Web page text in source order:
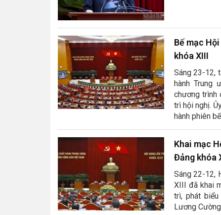
Bế mạc
khóa XIII
Sáng 23-12,
hành Trung
chương trình
trì hội nghị.
hành phiên
Khai mạc
Đảng khóa
Sáng 22-12,
XIII đã khai
trì, phát
Lương